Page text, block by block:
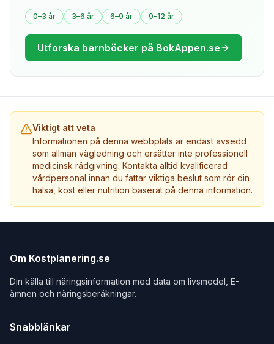
0–3 år 3–6 år 6–9 år 9–12 år
Utforska barnböcker på BokAppen.se
Viktigt att veta
Informationen på denna webbplats är endast avsedd
som allmän vägledning och ersätter inte professionell
medicinsk rådgivning. Kontakta alltid kvalificerad
vårdpersonal innan du fattar viktiga beslut som rör din
hälsa, kost eller nutrition baserat på denna information.
Om Kostplanering.se
Din källa till näringsinformation med data om livsmedel, E-
ämnen och näringsberäkningar.
Snabblänkar